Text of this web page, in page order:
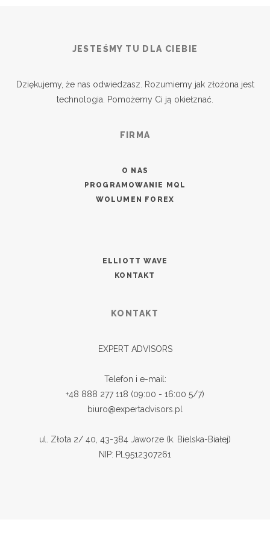
JESTEŚMY TU DLA CIEBIE
Dziękujemy, że nas odwiedzasz. Rozumiemy jak złożona jest
technologia. Pomożemy Ci ją okiełznać.
FIRMA
O NAS
PROGRAMOWANIE MQL
WOLUMEN FOREX
ELLIOTT WAVE
KONTAKT
KONTAKT
EXPERT ADVISORS
Telefon i e-mail:
+48 888 277 118 (09:00 - 16:00 5/7)
biuro@expertadvisors.pl
ul. Złota 2/ 40, 43-384 Jaworze (k. Bielska-Białej)
NIP: PL9512307261